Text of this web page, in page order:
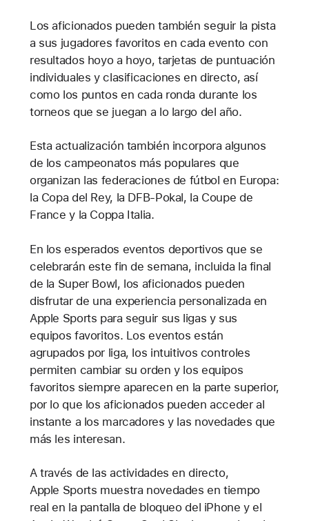
Los aficionados pueden también seguir la pista
a sus jugadores favoritos en cada evento con
resultados hoyo a hoyo, tarjetas de puntuación
individuales y clasificaciones en directo, así
como los puntos en cada ronda durante los
torneos que se juegan a lo largo del año.
Esta actualización también incorpora algunos
de los campeonatos más populares que
organizan las federaciones de fútbol en Europa:
la Copa del Rey, la DFB-Pokal, la Coupe de
France y la Coppa Italia.
En los esperados eventos deportivos que se
celebrarán este fin de semana, incluida la final
de la Super Bowl, los aficionados pueden
disfrutar de una experiencia personalizada en
Apple Sports para seguir sus ligas y sus
equipos favoritos. Los eventos están
agrupados por liga, los intuitivos controles
permiten cambiar su orden y los equipos
favoritos siempre aparecen en la parte superior,
por lo que los aficionados pueden acceder al
instante a los marcadores y las novedades que
más les interesan.
A través de las actividades en directo,
Apple Sports muestra novedades en tiempo
real en la pantalla de bloqueo del iPhone y el